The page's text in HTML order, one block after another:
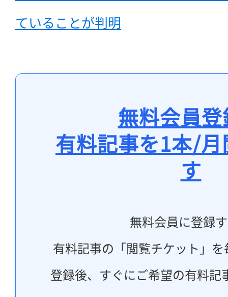
ていることが判明
無料会員
有料記事を1本/
す
無料会員に登録
有料記事の「閲覧チケット」
登録後、すぐにご希望の有料記